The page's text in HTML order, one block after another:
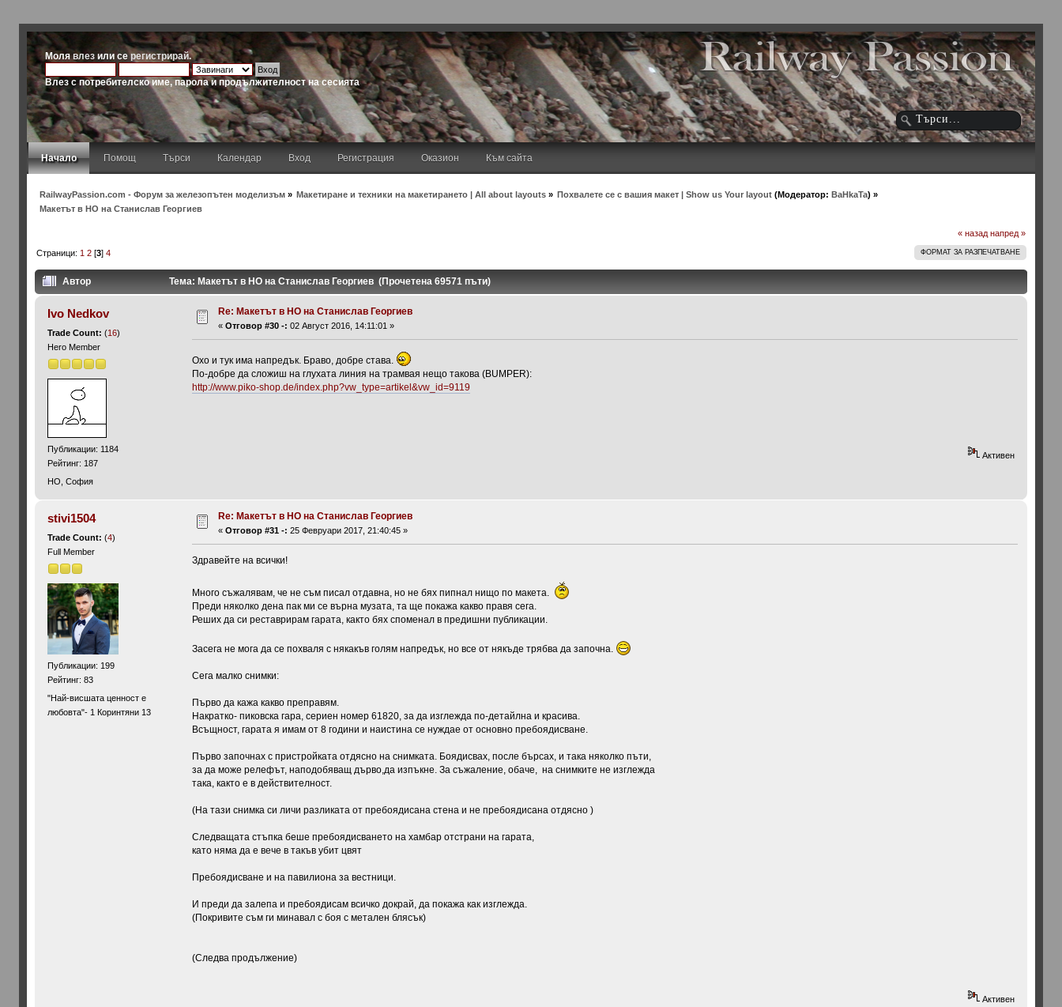
Молявлез или серегистрирай.
Влез с потребителско име, парола и продължителност на сесията
Начало Помощ Търси Календар Вход Регистрация Оказион Към сайта
RailwayPassion.com - Форум за железопътен моделизъм» Макетиране и техники на макетирането | All about layouts » Похвалете се с вашия макет | Show us Your layout (Модератор:BaHkaTa) »
Макетът в HO на Станислав Георгиев
« назад напред »
ФОРМАТ ЗА РАЗПЕЧАТВАНЕ
Страници: 1 2[3] 4
Автор Тема: Макетът в HO на Станислав Георгиев (Прочетена 69571 пъти)
Ivo Nedkov
Trade Count: (16)
Hero Member
Публикации: 1184
Рейтинг: 187
HO, София
Re: Макетът в HO на Станислав Георгиев
« Отговор #30 -: 02 Август 2016, 14:11:01 »
Охо и тук има напредък. Браво, добре става.
По-добре да сложиш на глухата линия на трамвая нещо такова (BUMPER):
http://www.piko-shop.de/index.php?vw_type=artikel&vw_id=9119
Активен
stivi1504
Trade Count: (4)
Full Member
Публикации: 199
Рейтинг: 83
"Най-висшата ценност е
любовта"- 1 Коринтяни 13
Re: Макетът в HO на Станислав Георгиев
« Отговор #31 -: 25 Февруари 2017, 21:40:45 »
Здравейте на всички!
Много съжалявам, че не съм писал отдавна, но не бях пипнал нищо по макета.
Преди няколко дена пак ми се върна музата, та ще покажа какво правя сега.
Реших да си реставрирам гарата, както бях споменал в предишни публикации.
Засега не мога да се похваля с някакъв голям напредък, но все от някъде трябва да започна.
Сега малко снимки:
Първо да кажа какво преправям.
Накратко- пиковска гара, сериен номер 61820, за да изглежда по-детайлна и красива.
Всъщност, гарата я имам от 8 години и наистина се нуждае от основно пребоядисване.
Първо започнах с пристройката отдясно на снимката. Боядисвах, после бърсах, и така няколко пъти,
за да може релефът, наподобяващ дърво,да изпъкне. За съжаление, обаче, на снимките не изглежда
така, както е в действителност.
(На тази снимка си личи разликата от пребоядисана стена и не пребоядисана отдясно )
Следващата стъпка беше пребоядисването на хамбар отстрани на гарата,
като няма да е вече в такъв убит цвят
Пребоядисване и на павилиона за вестници.
И преди да залепа и пребоядисам всичко докрай, да покажа как изглежда.
(Покривите съм ги минавал с боя с метален блясък)
(Следва продължение)
Активен